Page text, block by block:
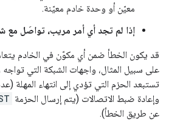
معيّن أو وحدة خادم معيّنة.
إذا لم تجد أي أمر مريب، تواصَل مع
قد يكون الخطأ ضمن أي مكوّن في الخادم
على سبيل المثال، واجهات الشبكة التي
تستبعد الحزم التي تؤدي إلى انتهاء المهلة
وإعادة ضبط الاتصالات (يتم إرسال الحزمة
عن طريق الخطأ).